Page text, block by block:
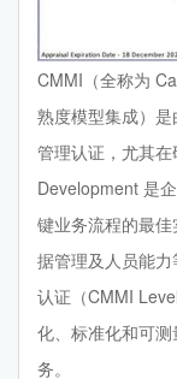
CMMI（全称为
熟度模型集成）
管理认证，尤其
Development 是
键业务流程的最
据管理及人员能
认证（CMMI
化、标准化和可
务。